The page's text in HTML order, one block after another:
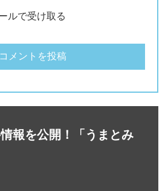
ルで受け取る
報を公開！「うまとみ